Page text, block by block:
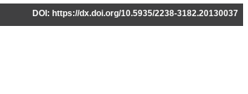
DOI: https://dx.doi.org/10.5935/2238-3182.20130037